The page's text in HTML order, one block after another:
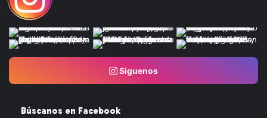
Siguenos
Búscanos en Facebook